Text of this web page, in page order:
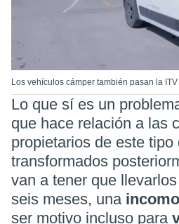
Los vehículos cámper también pasan la ITV
Lo que sí es un
que hace relación a las
propietarios de este
transformados
van a tener que
seis meses, una
ser motivo incluso para